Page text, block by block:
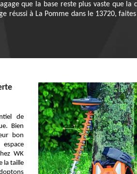
que la base reste plus vaste que
réussi à La Pomme dans le 13720,
de
Bien
bon
WK
la taille